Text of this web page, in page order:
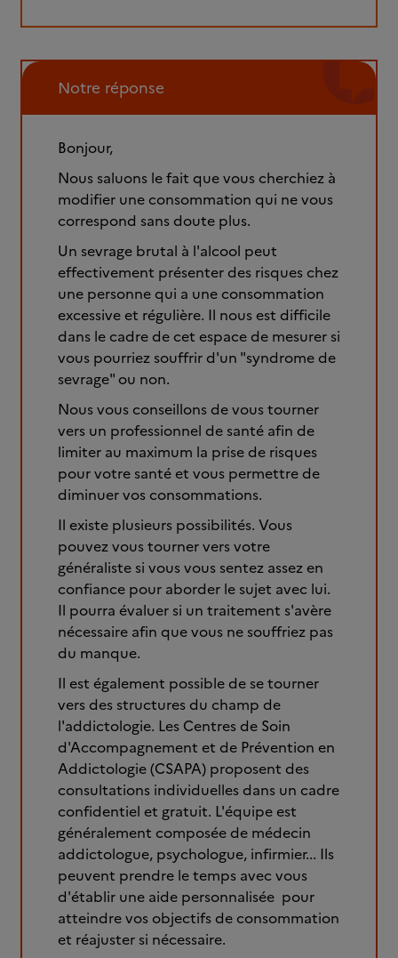
Notre réponse
Bonjour,
Nous saluons le fait que vous cherchiez à
modifier une consommation qui ne vous
correspond sans doute plus.
Un sevrage brutal à l'alcool peut
effectivement présenter des risques chez
une personne qui a une consommation
excessive et régulière. Il nous est difficile
dans le cadre de cet espace de mesurer si
vous pourriez souffrir d'un "syndrome de
sevrage" ou non.
Nous vous conseillons de vous tourner
vers un professionnel de santé afin de
limiter au maximum la prise de risques
pour votre santé et vous permettre de
diminuer vos consommations.
Il existe plusieurs possibilités. Vous
pouvez vous tourner vers votre
généraliste si vous vous sentez assez en
confiance pour aborder le sujet avec lui.
Il pourra évaluer si un traitement s'avère
nécessaire afin que vous ne souffriez pas
du manque.
Il est également possible de se tourner
vers des structures du champ de
l'addictologie. Les Centres de Soin
d'Accompagnement et de Prévention en
Addictologie (CSAPA) proposent des
consultations individuelles dans un cadre
confidentiel et gratuit. L'équipe est
généralement composée de médecin
addictologue, psychologue, infirmier... Ils
peuvent prendre le temps avec vous
d'établir une aide personnalisée pour
atteindre vos objectifs de consommation
et réajuster si nécessaire.